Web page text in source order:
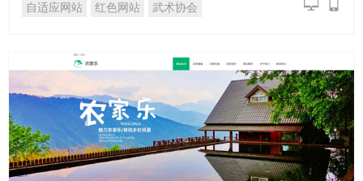
自适应网站 红色网站 武术协会